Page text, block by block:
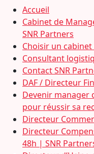
Accueil
Cabinet de
SNR Partners
Choisir un
Consultant
Contact SNR
DAF / Directeur
Devenir manager
pour réussir sa
Directeur
Directeur
48h | SNR